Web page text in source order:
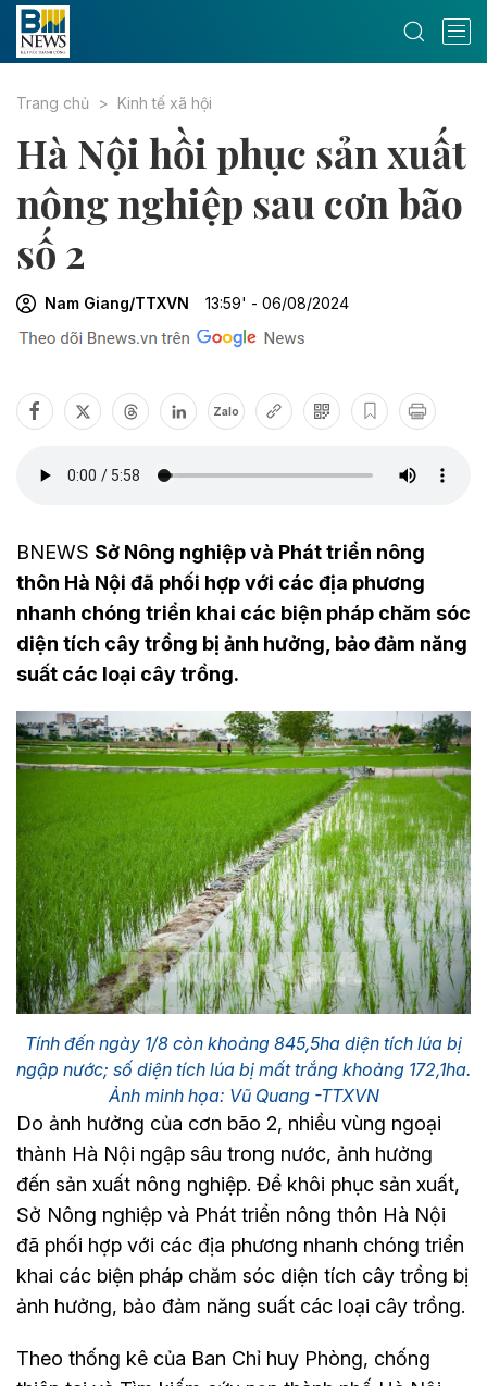
Trang chủ Kinh tế xã hội
Hà Nội hồi phục sản xuất
nông nghiệp sau cơn bão
số 2
Nam Giang/TTXVN 13:59' - 06/08/2024
Zalo
BNEWS Sở Nông nghiệp và Phát triển nông
thôn Hà Nội đã phối hợp với các địa phương
nhanh chóng triển khai các biện pháp chăm sóc
diện tích cây trồng bị ảnh hưởng, bảo đảm năng
suất các loại cây trồng.
Tính đến ngày 1/8 còn khoảng 845,5ha diện tích lúa bị
ngập nước; số diện tích lúa bị mất trắng khoảng 172,1ha.
Ảnh minh họa: Vũ Quang -TTXVN
Do ảnh hưởng của cơn bão 2, nhiều vùng ngoại
thành Hà Nội ngập sâu trong nước, ảnh hưởng
đến sản xuất nông nghiệp. Để khôi phục sản xuất,
Sở Nông nghiệp và Phát triển nông thôn Hà Nội
đã phối hợp với các địa phương nhanh chóng triển
khai các biện pháp chăm sóc diện tích cây trồng bị
ảnh hưởng, bảo đảm năng suất các loại cây trồng.
Theo thống kê của Ban Chỉ huy Phòng, chống